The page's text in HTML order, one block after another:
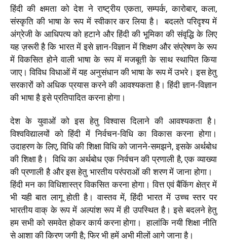
हिंदी की क्षमता को देश ने राष्ट्रीय एकता, सम्पर्क, कारोबार, कला,
संस्कृति की भाषा के रूप में स्वीकार कर लिया है। बदलते परिदृश्य में
अंग्रेजी के आधिपत्य को हटाने और हिंदी की भूमिका की संवृद्धि के लिए
यह ज़रूरी है कि भारत में इसे ज्ञान-विज्ञान में शिक्षण और संप्रेषण के रूप
में विकसित होने वाली भाषा के रूप में मजबूती के साथ स्थापित किया
जाए। विविध विधाओं में यह अनुसंधान की भाषा के रूप में उभरे। इस हेतु
सरकारों को अधिक प्रयास करने की आवश्यकता है। हिंदी ज्ञान-विज्ञान
की भाषा है इसे प्रतिपादित करना होगा।
देश के युवाओं को इस हेतु विश्वास दिलाने की आवश्यकता है।
विश्वविद्यालयों को हिंदी में निर्वचन-विधि का विकास करना होगा।
उदाहरण के लिए, विधि की शिक्षा विधि को जानने-समझने, इसके अर्थबोध
की शिक्षा है। विधि का अर्थबोध एक निर्वचन की प्रणाली है, एक व्याख्या
की प्रणाली है और इस हेतु भारतीय परंपराओं की शरण में जाना होगा।
हिंदी मन का विधिशास्त्र विकसित करना होगा। वित्त एवं बैंकिंग क्षेत्र में
भी यही बात लागू होती है। वास्तव में, हिंदी भारत में उच्च स्तर पर
भारतीय वाक् के रूप में अल्पांश रूप में ही उपस्थित है। इसे बदलने हेतु
हम सभी को समवेत होकर कार्य करना होगा। हालांकि नयी शिक्षा नीति
से आशा की किरण जगी है; फिर भी हमें अभी मीलों आगे जाना है।